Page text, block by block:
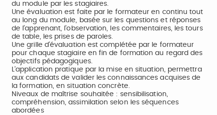
du module par les stagiaires.
Une évaluation est faite par le formateur en continu tout
au long du module, basée sur les questions et réponses
de l’apprenant, l’observation, les commentaires, les tours
de table, les prises de paroles.
Une grille d’évaluation est complétée par le formateur
pour chaque stagiaire en fin de formation au regard des
objectifs pédagogiques.
L’application pratique par la mise en situation, permettra
aux candidats de valider les connaissances acquises de
la formation, en situation concrète.
Niveaux de maîtrise souhaitée : sensibilisation,
compréhension, assimilation selon les séquences
abordées